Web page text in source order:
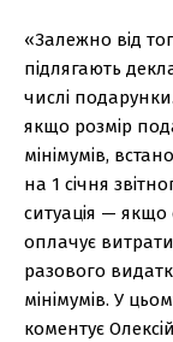
«Залежно від
підлягають
числі
якщо розмір
мінімумів,
на 1 січня
ситуація — якщо
оплачує
разового
мінімумів. У
коментує